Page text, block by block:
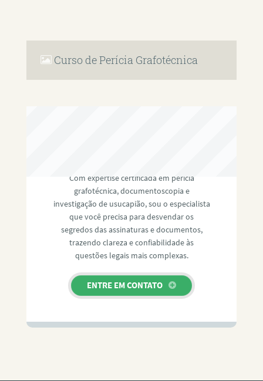
Curso de Perícia Grafotécnica
Com expertise certificada em perícia
grafotécnica, documentoscopia e
investigação de usucapião, sou o especialista
que você precisa para desvendar os
segredos das assinaturas e documentos,
trazendo clareza e confiabilidade às
questões legais mais complexas.
ENTRE EM CONTATO